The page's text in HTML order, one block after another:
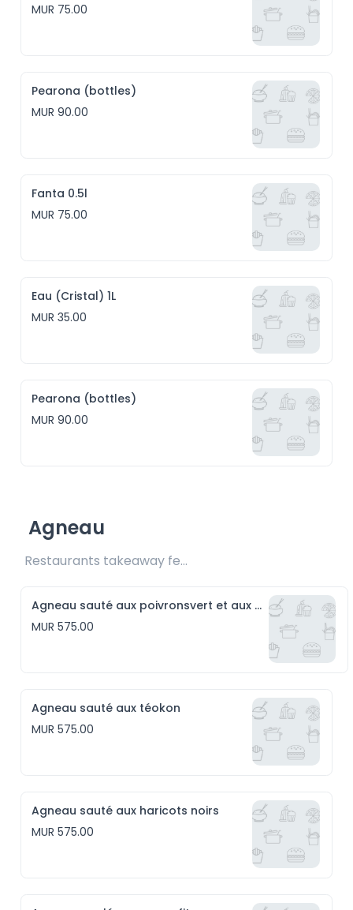
MUR 75.00
Pearona (bottles)
MUR 90.00
Fanta 0.5l
MUR 75.00
Eau (Cristal) 1L
MUR 35.00
Pearona (bottles)
MUR 90.00
Agneau
Restaurants takeaway fee Rs25 included
Agneau sauté aux poivronsvert et aux piments rouge
MUR 575.00
Agneau sauté aux téokon
MUR 575.00
Agneau sauté aux haricots noirs
MUR 575.00